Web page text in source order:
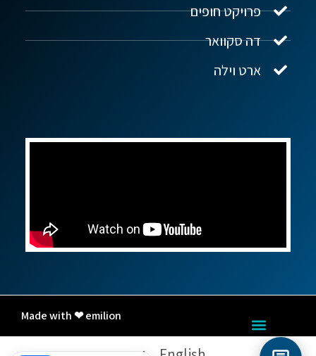
פרויקט חופים
דה סקוואר
ארט וילה
Made with ❤ emilion
שלום! איך אפשר לעזור?